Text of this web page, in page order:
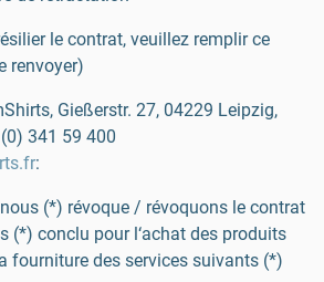
le contrat, veuillez remplir ce
renvoyer)
Gießerstr. 27, 04229 Leipzig,
341 59 400
:
(*) révoque / révoquons le contrat
(*) conclu pour l‘achat des produits
fourniture des services suivants (*)